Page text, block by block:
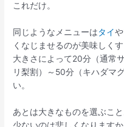
これだけ。
同じようなメニューはタイや
くなじませるのが美味しく
大きさによって20分（通常
リ梨割）～50分（キハダマ
い。
あとは大きなものを選ぶこ